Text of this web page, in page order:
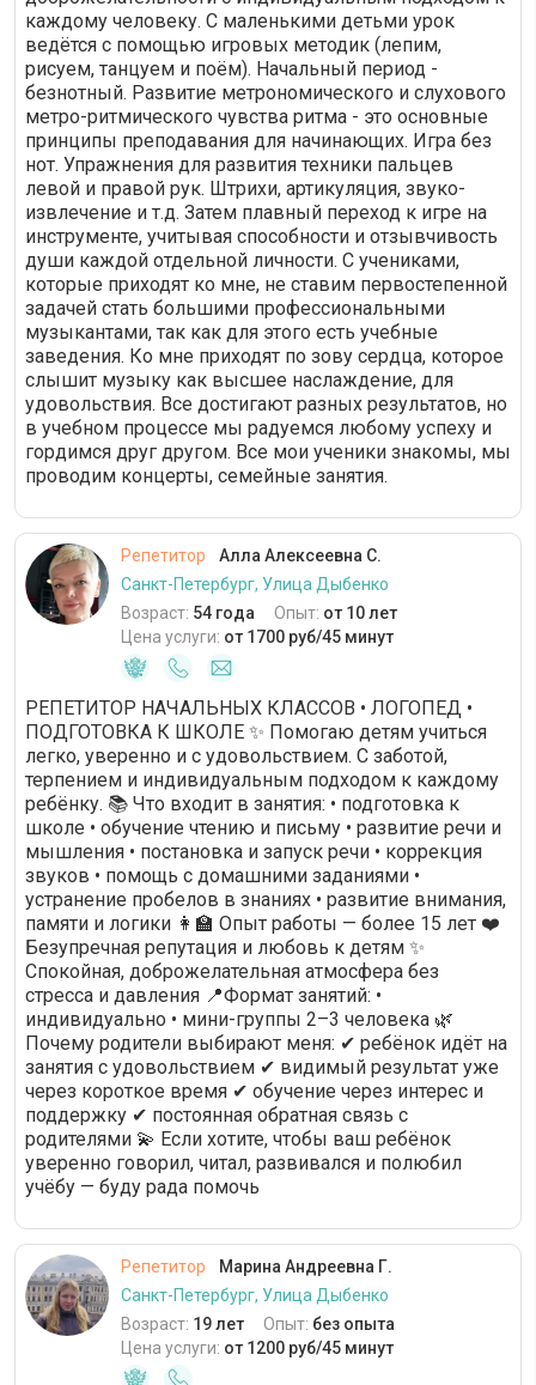
каждому человеку. С маленькими детьми урок
ведётся с помощью игровых методик (лепим,
рисуем, танцуем и поём). Начальный период -
безнотный. Развитие метрономического и слухового
метро-ритмического чувства ритма - это основные
принципы преподавания для начинающих. Игра без
нот. Упражнения для развития техники пальцев
левой и правой рук. Штрихи, артикуляция, звуко-
извлечение и т.д. Затем плавный переход к игре на
инструменте, учитывая способности и отзывчивость
души каждой отдельной личности. С учениками,
которые приходят ко мне, не ставим первостепенной
задачей стать большими профессиональными
музыкантами, так как для этого есть учебные
заведения. Ко мне приходят по зову сердца, которое
слышит музыку как высшее наслаждение, для
удовольствия. Все достигают разных результатов, но
в учебном процессе мы радуемся любому успеху и
гордимся друг другом. Все мои ученики знакомы, мы
проводим концерты, семейные занятия.
Репетитор
Алла Алексеевна С.
Санкт-Петербург, Улица Дыбенко
Возраст: 54 года Опыт: от 10 лет
Цена услуги: от 1700 руб/45 минут
РЕПЕТИТОР НАЧАЛЬНЫХ КЛАССОВ • ЛОГОПЕД •
ПОДГОТОВКА К ШКОЛЕ ✨ Помогаю детям учиться
легко, уверенно и с удовольствием. С заботой,
терпением и индивидуальным подходом к каждому
ребёнку. 📚 Что входит в занятия: • подготовка к
школе • обучение чтению и письму • развитие речи и
мышления • постановка и запуск речи • коррекция
звуков • помощь с домашними заданиями •
устранение пробелов в знаниях • развитие внимания,
памяти и логики 👩‍🏫 Опыт работы — более 15 лет ❤️
Безупречная репутация и любовь к детям ✨
Спокойная, доброжелательная атмосфера без
стресса и давления 📍Формат занятий: •
индивидуально • мини-группы 2–3 человека 🌿
Почему родители выбирают меня: ✔ ребёнок идёт на
занятия с удовольствием ✔ видимый результат уже
через короткое время ✔ обучение через интерес и
поддержку ✔ постоянная обратная связь с
родителями 💫 Если хотите, чтобы ваш ребёнок
уверенно говорил, читал, развивался и полюбил
учёбу — буду рада помочь
Репетитор
Марина Андреевна Г.
Санкт-Петербург, Улица Дыбенко
Возраст: 19 лет Опыт: без опыта
Цена услуги: от 1200 руб/45 минут